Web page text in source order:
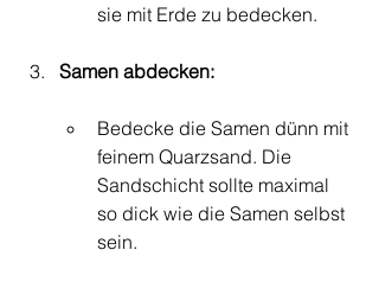
sie mit Erde zu bedecken.
Samen abdecken:
Bedecke die Samen dünn mit
feinem Quarzsand. Die
Sandschicht sollte maximal
so dick wie die Samen selbst
sein.